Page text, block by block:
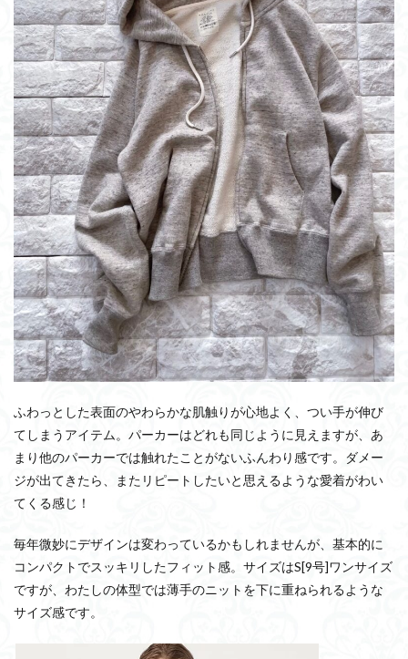
ふわっとした表面のやわらかな肌触りが心地よく、つい手が伸び
てしまうアイテム。パーカーはどれも同じように見えますが、あ
まり他のパーカーでは触れたことがないふんわり感です。ダメー
ジが出てきたら、またリピートしたいと思えるような愛着がわい
てくる感じ！
毎年微妙にデザインは変わっているかもしれませんが、基本的に
コンパクトでスッキリしたフィット感。サイズはS[9号]ワンサイズ
ですが、わたしの体型では薄手のニットを下に重ねられるような
サイズ感です。